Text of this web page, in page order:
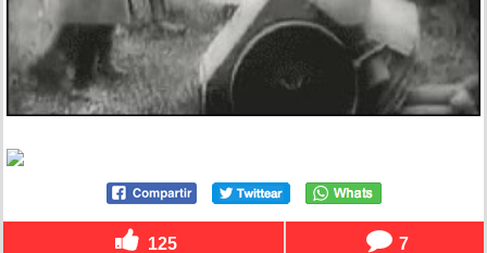
125 7